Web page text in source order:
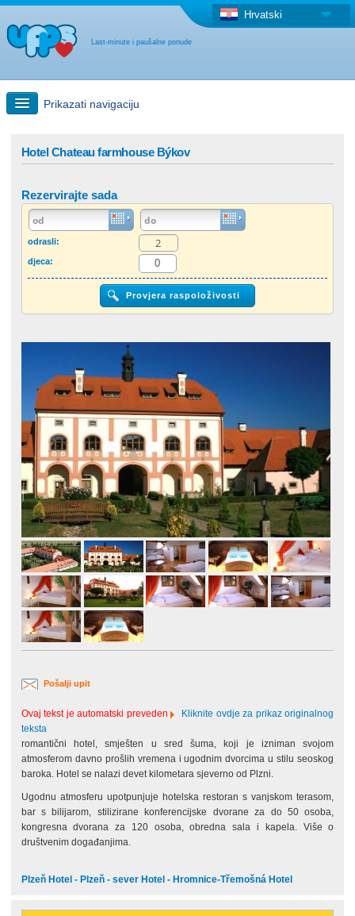
Last-minute i paušalne ponude
Hrvatski
Prikazati navigaciju
"Last Minute"ponuda + Paušalna ponuda
Druga država
Hotel Chateau farmhouse Býkov
Rezervirajte sada
odrasli:
djeca:
Pošalji upit
Ovaj tekst je automatski preveden
Kliknite ovdje za prikaz originalnog
teksta
romantični hotel, smješten u sred šuma, koji je izniman svojom
atmosferom davno prošlih vremena i ugodnim dvorcima u stilu seoskog
baroka. Hotel se nalazi devet kilometara sjeverno od Plzni.
Ugodnu atmosferu upotpunjuje hotelska restoran s vanjskom terasom,
bar s bilijarom, stilizirane konferencijske dvorane za do 50 osoba,
kongresna dvorana za 120 osoba, obredna sala i kapela. Više o
društvenim događanjima.
Plzeň Hotel - Plzeň - sever Hotel - Hromnice-Třemošná Hotel